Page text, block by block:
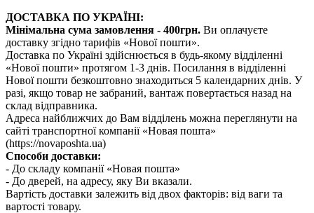
ДОСТАВКА ПО УКРАЇНІ:
Мінімальна сума замовлення - 400грн. Ви оплачуєте
доставку згідно тарифів «Нової пошти».
Доставка по Україні здійснюється в будь-якому відділенні
«Нової пошти» протягом 1-3 днів. Посилання в відділенні
Нової пошти безкоштовно знаходиться 5 календарних днів. У
разі, якщо товар не забраний, вантаж повертається назад на
склад відправника.
Адреса найближчих до Вам відділень можна переглянути на
сайті транспортної компанії «Новая пошта»
(https://novaposhta.ua)
Способи доставки:
- До складу компанії «Новая пошта»
- До дверей, на адресу, яку Ви вказали.
Вартість доставки залежить від двох факторів: від ваги та
вартості товару.